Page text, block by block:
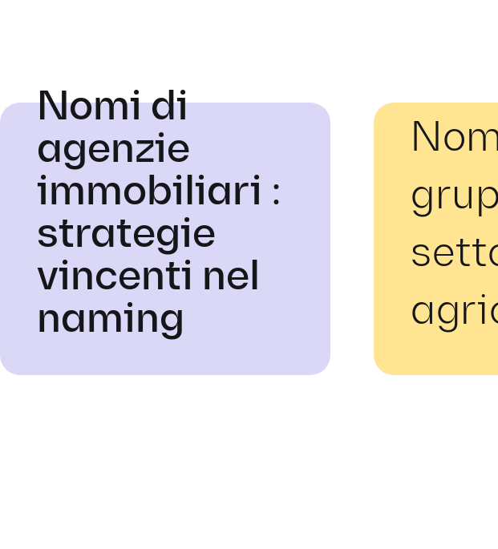
Nomi di
agenzie
immobiliari :
strategie
vincenti nel
naming